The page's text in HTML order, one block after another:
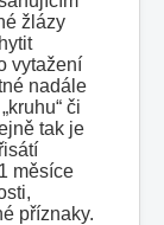
žlázy
vytažení
nadále
či
tak je
měsíce
příznaky.